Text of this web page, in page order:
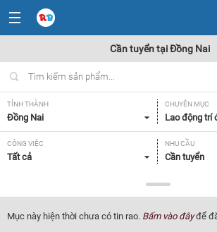
Cần tuyển tại Đồng Nai
TỈNH THÀNH
Đồng Nai
CHUYÊN MỤC
Lao động trí
CÔNG VIỆC
Tất cả
NHU CẦU
Cần tuyển
Tất cả
Mục này hiện thời chưa có tin rao. Bấm vào đâyđể